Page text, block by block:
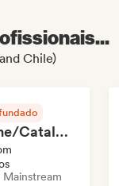
Chile)
Rob Tavaglione/Catalyst Recording